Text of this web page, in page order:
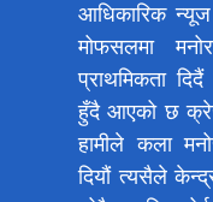
आधिकारिक
मोफसलमा
प्राथमिकता
हुँदै आएको छ
हामीले कला
दियौं त्यसैले